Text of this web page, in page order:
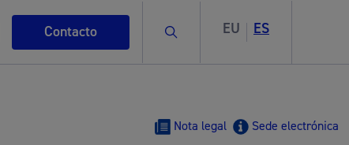
Contacto Buscar EU ES
Sede electrónica
Nota legal